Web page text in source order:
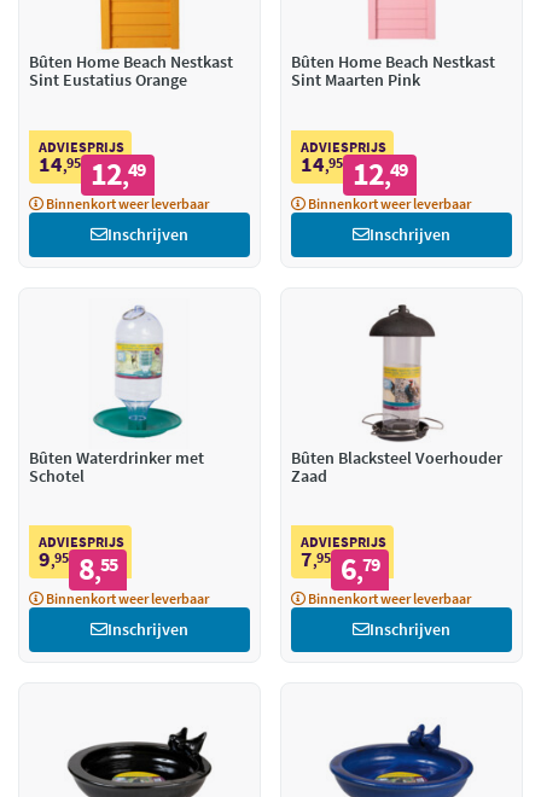
Bûten Home Beach Nestkast
Sint Eustatius Orange
ADVIESPRIJS
14,95 12,49
Binnenkort weer leverbaar
Inschrijven
Bûten Home Beach Nestkast
Sint Maarten Pink
ADVIESPRIJS
14,95 12,49
Binnenkort weer leverbaar
Inschrijven
Bûten Waterdrinker met
Schotel
ADVIESPRIJS
9,95 8,55
Binnenkort weer leverbaar
Inschrijven
Bûten Blacksteel Voerhouder
Zaad
ADVIESPRIJS
7,95 6,79
Binnenkort weer leverbaar
Inschrijven